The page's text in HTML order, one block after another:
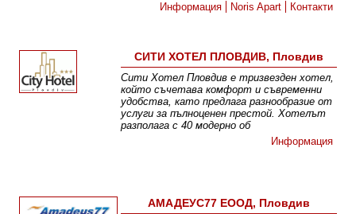
Информация
Noris Apart Контакти
СИТИ ХОТЕЛ ПЛОВДИВ, Пловдив
Сити Хотел Пловдив е тризвезден хотел,
който съчетава комфорт и съвременни
удобства, като предлага разнообразие от
услуги за пълноценен престой. Хотелът
разполага с 40 модерно об
Информация
АМАДЕУС77 ЕООД, Пловдив